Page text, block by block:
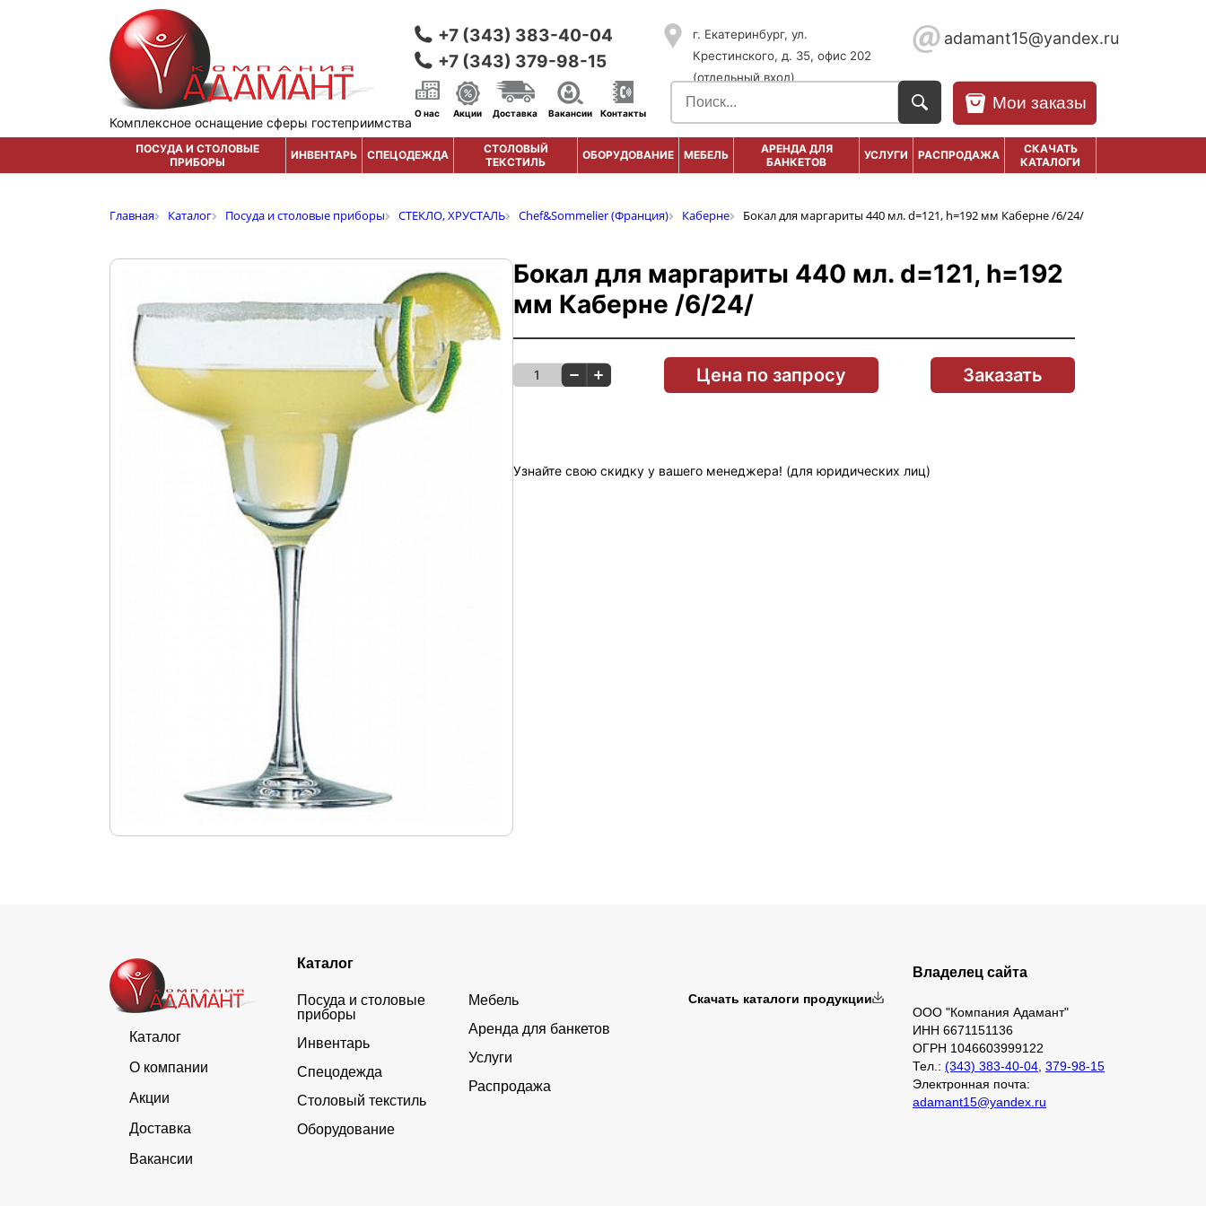
Комплексное оснащение сферы гостеприимства
+7 (343) 383-40-04
+7 (343) 379-98-15
г. Екатеринбург, ул.
Крестинского, д. 35, офис 202
(отдельный вход)
adamant15@yandex.ru
Мои заказы
О нас Акции Доставка Вакансии Контакты
ПОСУДА И СТОЛОВЫЕ
ПРИБОРЫ
ИНВЕНТАРЬ СПЕЦОДЕЖДА
СТОЛОВЫЙ
ТЕКСТИЛЬ
ОБОРУДОВАНИЕ МЕБЕЛЬ
АРЕНДА ДЛЯ
БАНКЕТОВ
УСЛУГИ РАСПРОДАЖА
СКАЧАТЬ
КАТАЛОГИ
Главная Каталог Посуда и столовые приборы СТЕКЛО, ХРУСТАЛЬ Chef&Sommelier (Франция) Каберне Бокал для маргариты 440 мл. d=121, h=192 мм Каберне /6/24/
Бокал для маргариты 440 мл. d=121, h=192
мм Каберне /6/24/
1 Цена по запросу Заказать
Узнайте свою скидку у вашего менеджера! (для юридических лиц)
Каталог
О компании
Акции
Доставка
Вакансии
Каталог
Посуда и столовые
приборы
Инвентарь
Спецодежда
Столовый текстиль
Оборудование
Мебель
Аренда для банкетов
Услуги
Распродажа
Скачать каталоги продукции
Владелец сайта
ООО "Компания Адамант"
ИНН 6671151136
ОГРН 1046603999122
Тел.: (343) 383-40-04 379-98-15
Электронная почта:
adamant15@yandex.ru